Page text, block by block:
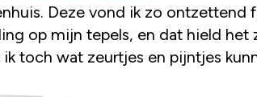
Deze vond ik zo ontzettend
op mijn tepels, en dat hield het
ik toch wat zeurtjes en pijntjes